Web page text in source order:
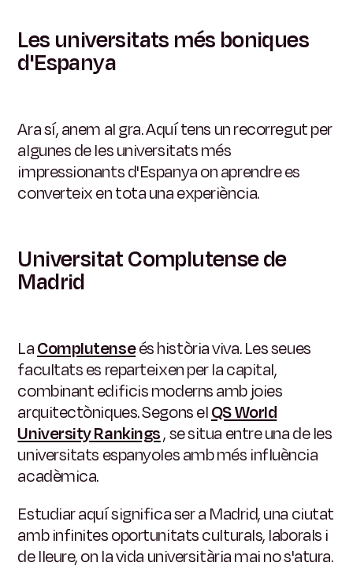
Les universitats més boniques
d'Espanya
Ara sí, anem al gra. Aquí tens un recorregut per
algunes de les universitats més
impressionants d'Espanya on aprendre es
converteix en tota una experiència.
Universitat Complutense de
Madrid
LaComplutenseés història viva. Les seues
facultats es reparteixen per la capital,
combinant edificis moderns amb joies
arquitectòniques. Segons elQS World
University Rankings, se situa entre una de les
universitats espanyoles amb més influència
acadèmica.
Estudiar aquí significa ser a Madrid, una ciutat
amb infinites oportunitats culturals, laborals i
de lleure, on la vida universitària mai no s'atura.